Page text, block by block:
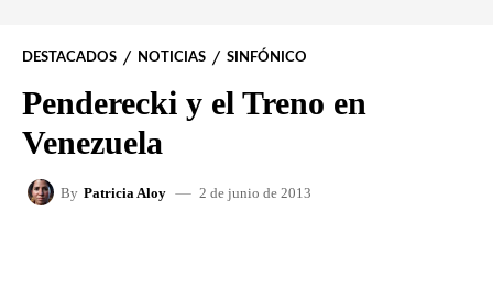
DESTACADOS NOTICIAS SINFÓNICO
Penderecki y el Treno en
Venezuela
By Patricia Aloy 2 de junio de 2013